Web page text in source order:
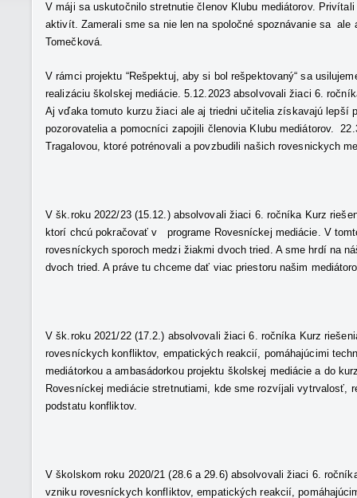
V máji sa uskutočnilo stretnutie členov Klubu mediátorov.
aktivít. Zamerali sme sa nie len na spoločné spoznávanie sa
Tomečková.
V rámci projektu “Rešpektuj, aby si bol rešpektovaný“ sa
realizáciu školskej mediácie. 5.12.2023 absolvovali žiaci 6.
Aj vďaka tomuto kurzu žiaci ale aj triedni učitelia získavajú lepší
pozorovatelia a pomocníci zapojili členovia Klubu mediátorov.
Tragalovou, ktoré potrénovali a povzbudili našich rovesnickych
V šk.roku 2022/23 (15.12.) absolvovali žiaci 6. ročníka Kurz
ktorí chcú pokračovať v programe Rovesníckej mediácie. V
rovesníckych sporoch medzi žiakmi dvoch tried. A sme hrdí na
dvoch tried. A práve tu chceme dať viac priestoru našim
V šk.roku 2021/22 (17.2.) absolvovali žiaci 6. ročníka Kurz
rovesníckych konfliktov, empatických reakcií, pomáhajúcimi
mediátorkou a ambasádorkou projektu školskej mediácie a do
Rovesníckej mediácie stretnutiami, kde sme rozvíjali
podstatu konfliktov.
V školskom roku 2020/21 (28.6 a 29.6) absolvovali žiaci 6.
vzniku rovesníckych konfliktov, empatických reakcií,